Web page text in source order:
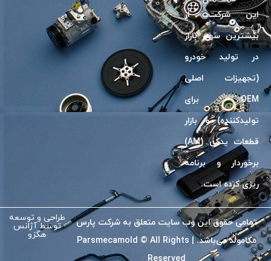
این شرکت، از
بیشترین سهم بازار
در تولید خودرو
(تجهیزات اصلی
OEM برای
تولیدکننده) و بازار
قطعات یدکی (AM)
برخوردار و برنامه
ریزی کرده است.
تمامی حقوق این وب سایت متعلق به شرکت پارس
مکامولد می‌باشد. | Parsmecamold © All Rights
طراحی و توسعه
توسطآژانس
هگزو